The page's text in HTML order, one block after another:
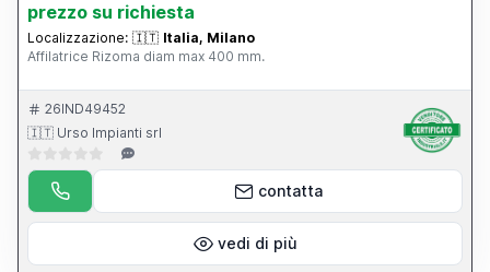
prezzo su richiesta
Localizzazione: 🇮🇹 Italia, Milano
Affilatrice Rizoma diam max 400 mm.
26IND49452
🇮🇹 Urso Impianti srl
contatta
vedi di più